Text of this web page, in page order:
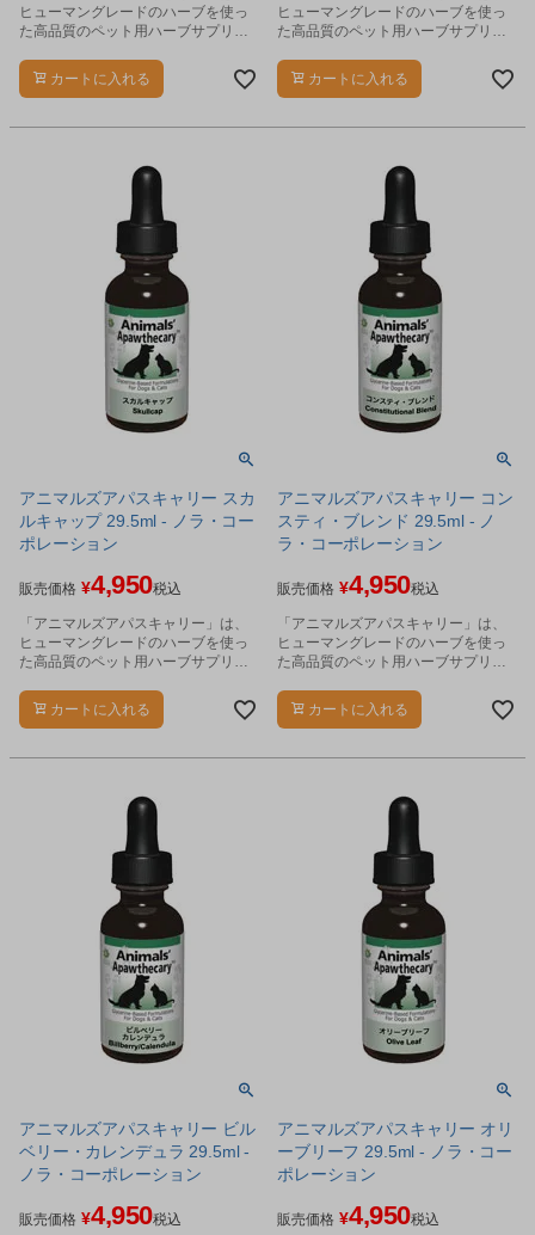
ヒューマングレードのハーブを使っ
た高品質のペット用ハーブサプリメ
カートに入れる
ヒューマングレードのハーブを使っ
た高品質のペット用ハーブサプリメ
カートに入れる
アニマルズアパスキャリー スカ
ルキャップ 29.5ml - ノラ・コー
ポレーション
販売価格 ¥4,950税込
「アニマルズアパスキャリー」は、
ヒューマングレードのハーブを使っ
た高品質のペット用ハーブサプリメ
カートに入れる
アニマルズアパスキャリー コン
スティ・ブレンド 29.5ml - ノ
ラ・コーポレーション
販売価格 ¥4,950税込
「アニマルズアパスキャリー」は、
ヒューマングレードのハーブを使っ
た高品質のペット用ハーブサプリメ
カートに入れる
アニマルズアパスキャリー ビル
ベリー・カレンデュラ 29.5ml -
ノラ・コーポレーション
販売価格 ¥4,950税込
アニマルズアパスキャリー オリ
ーブリーフ 29.5ml - ノラ・コー
ポレーション
販売価格 ¥4,950税込